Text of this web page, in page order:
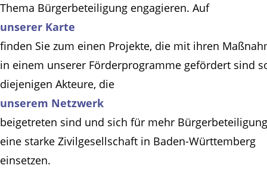
Thema Bürgerbeteiligung engagieren. Auf
unserer Karte
finden Sie zum einen Projekte, die mit ihren
in einem unserer Förderprogramme gefördert sind
diejenigen Akteure, die
unserem Netzwerk
beigetreten sind und sich für mehr
eine starke Zivilgesellschaft in Baden-Württemberg
einsetzen.